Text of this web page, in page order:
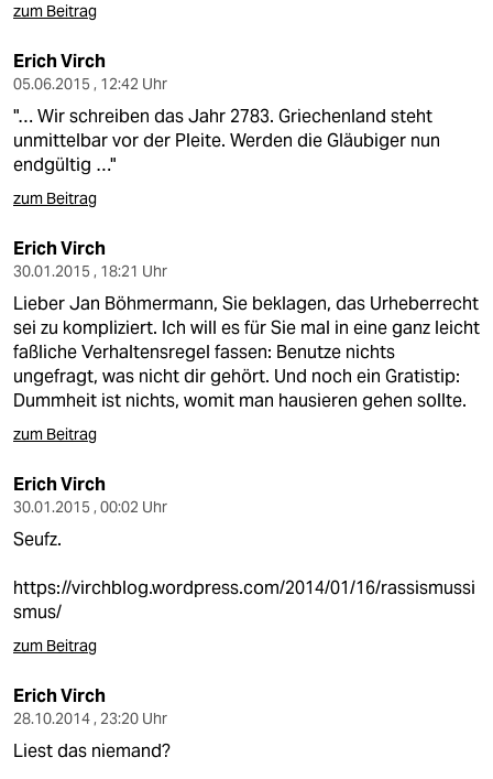
zum Beitrag
Erich Virch
05.06.2015 , 12:42 Uhr
"… Wir schreiben das Jahr 2783. Griechenland steht
unmittelbar vor der Pleite. Werden die Gläubiger nun
endgültig …"
zum Beitrag
Erich Virch
30.01.2015 , 18:21 Uhr
Lieber Jan Böhmermann, Sie beklagen, das Urheberrecht
sei zu kompliziert. Ich will es für Sie mal in eine ganz leicht
faßliche Verhaltensregel fassen: Benutze nichts
ungefragt, was nicht dir gehört. Und noch ein Gratistip:
Dummheit ist nichts, womit man hausieren gehen sollte.
zum Beitrag
Erich Virch
30.01.2015 , 00:02 Uhr
Seufz.
https://virchblog.wordpress.com/2014/01/16/rassismussi
smus/
zum Beitrag
Erich Virch
28.10.2014 , 23:20 Uhr
Liest das niemand?